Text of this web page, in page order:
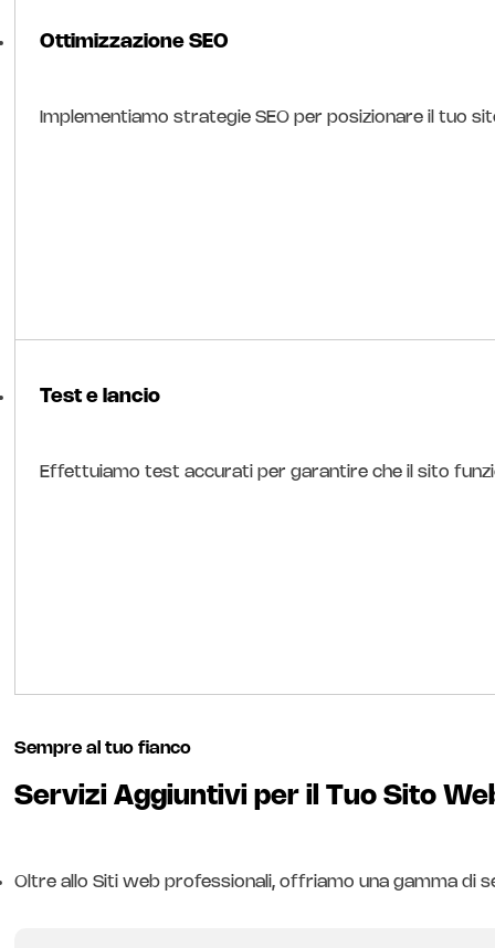
Ottimizzazione SEO
Implementiamo strategie SEO per posizionare il tuo
Test e lancio
Effettuiamo test accurati per garantire che il sito
Sempre al tuo fianco
Servizi Aggiuntivi per il Tuo Sito
Oltre allo Siti web professionali, offriamo una gamma di